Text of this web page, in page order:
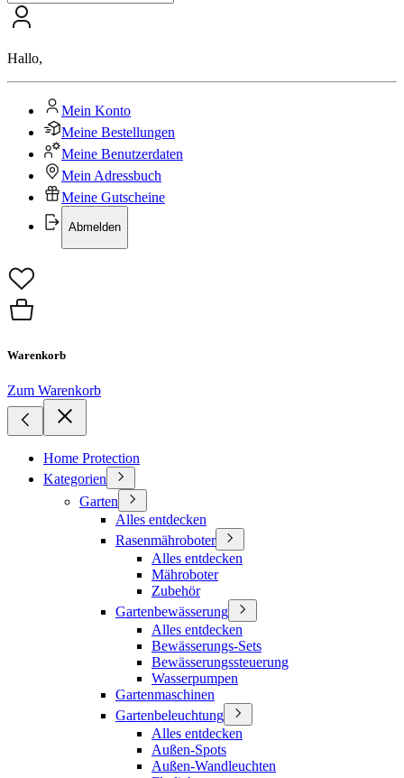
Hallo,
Mein Konto
Meine Bestellungen
Meine Benutzerdaten
Mein Adressbuch
Meine Gutscheine
Abmelden
Warenkorb
Zum Warenkorb
Home Protection
Kategorien
Garten
Alles entdecken
Rasenmähroboter
Alles entdecken
Mähroboter
Zubehör
Gartenbewässerung
Alles entdecken
Bewässerungs-Sets
Bewässerungssteuerung
Wasserpumpen
Gartenmaschinen
Gartenbeleuchtung
Alles entdecken
Außen-Spots
Außen-Wandleuchten